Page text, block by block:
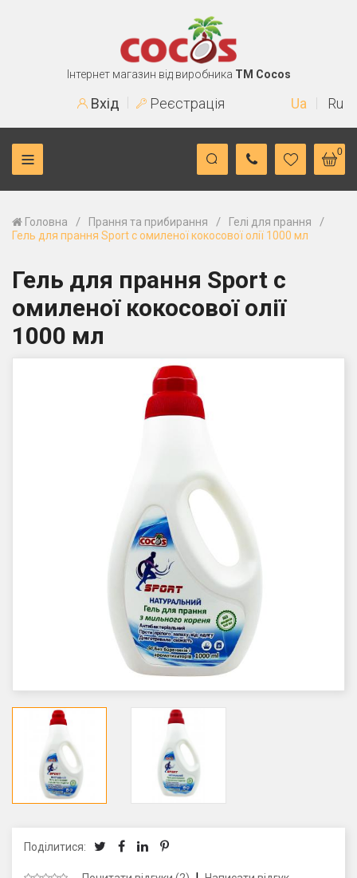
Інтернет магазин від виробника TM Cocos
Вхід Реєстрація Ua Ru
0
Головна / Прання та прибирання / Гелі для прання /
Гель для прання Sport c омиленої кокосової олії 1000 мл
Гель для прання Sport c
омиленої кокосової олії
1000 мл
Поділитися: